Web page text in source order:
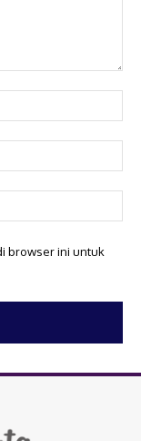
browser ini untuk